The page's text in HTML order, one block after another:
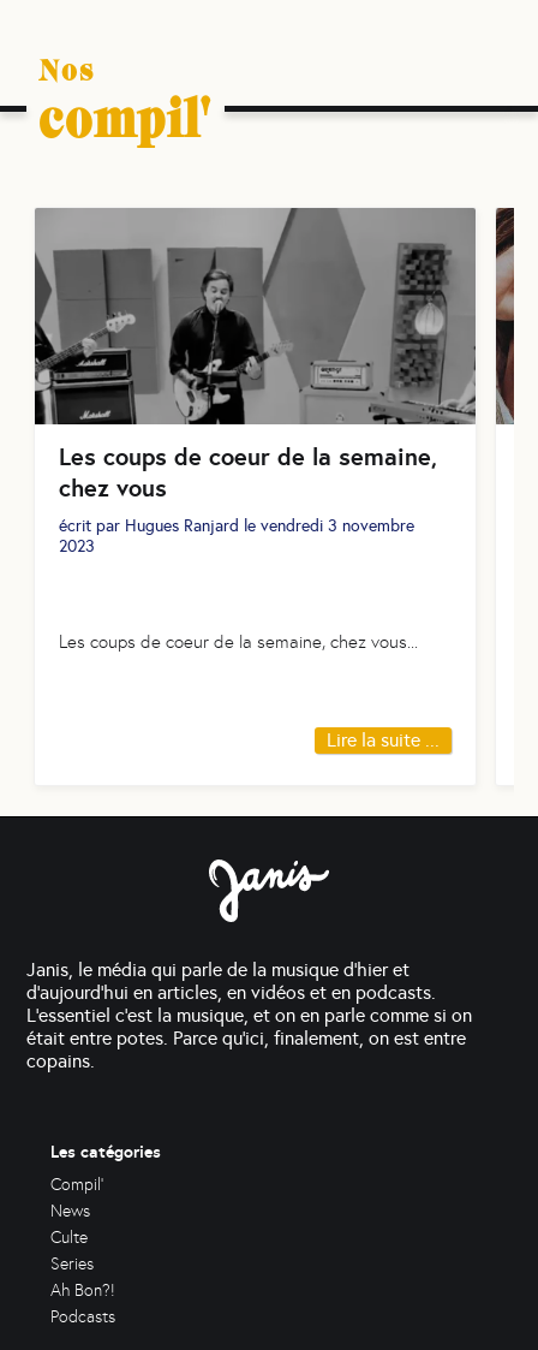
Nos
compil'
Les coups de coeur de la semaine,
chez vous
écrit par Hugues Ranjard levendredi 3 novembre
2023
Les coups de coeur de la semaine, chez vous
Lire la suite ...
Janis, le média qui parle de la musique d'hier et
d'aujourd'hui en articles, en vidéos et en podcasts.
L'essentiel c'est la musique, et on en parle comme si on
était entre potes. Parce qu'ici, finalement, on est entre
copains.
Les catégories
Compil'
News
Culte
Series
Ah Bon?!
Podcasts